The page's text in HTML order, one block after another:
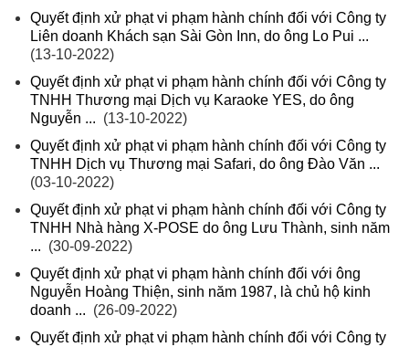
Quyết định xử phạt vi phạm hành chính đối với Công ty
Liên doanh Khách sạn Sài Gòn Inn, do ông Lo Pui ...
(13-10-2022)
Quyết định xử phạt vi phạm hành chính đối với Công ty
TNHH Thương mại Dịch vụ Karaoke YES, do ông
Nguyễn ... (13-10-2022)
Quyết định xử phạt vi phạm hành chính đối với Công ty
TNHH Dịch vụ Thương mại Safari, do ông Đào Văn ...
(03-10-2022)
Quyết định xử phạt vi phạm hành chính đối với Công ty
TNHH Nhà hàng X-POSE do ông Lưu Thành, sinh năm
... (30-09-2022)
Quyết định xử phạt vi phạm hành chính đối với ông
Nguyễn Hoàng Thiện, sinh năm 1987, là chủ hộ kinh
doanh ... (26-09-2022)
Quyết định xử phạt vi phạm hành chính đối với Công ty